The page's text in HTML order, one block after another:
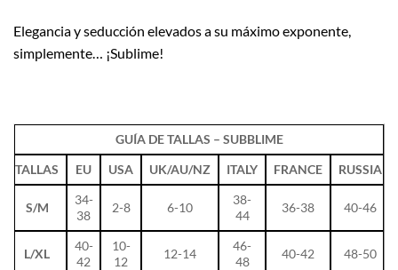
Elegancia y seducción elevados a su máximo exponente,
simplemente… ¡Sublime!
GUÍA DE TALLAS – SUBBLIME
TALLAS
EU USA UK/AU/NZ ITALY FRANCE RUSSIA
S/M
34-
38
2-8 6-10
38-
44
36-38 40-46
L/XL
40-
42
10-
12
12-14
46-
48
40-42 48-50